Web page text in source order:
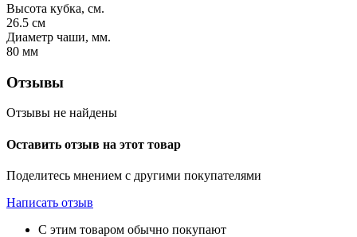
Высота кубка, см.
26.5 см
Диаметр чаши, мм.
80 мм
Отзывы
Отзывы не найдены
Оставить отзыв на этот товар
Поделитесь мнением с другими покупателями
Написать отзыв
С этим товаром обычно покупают